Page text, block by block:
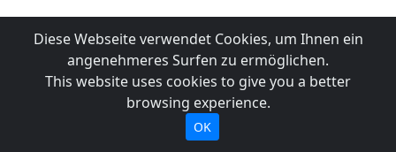
Diese Webseite verwendet Cookies, um Ihnen ein
angenehmeres Surfen zu ermöglichen.
This website uses cookies to give you a better
browsing experience.
OK